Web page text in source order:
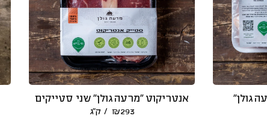
גולן” אנטריקוט ״מרעה גולן״ שני סטייקים
₪293 / ק״ג